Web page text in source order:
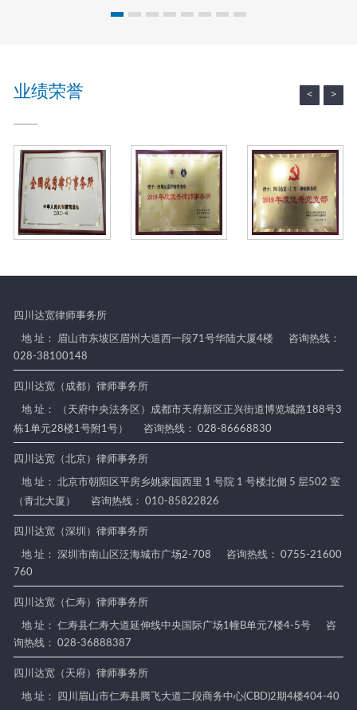
女
主
题
活
动
业绩荣誉 < >
四川达宽律师事务所
地 址： 眉山市东坡区眉州大道西一段71号华陆大厦4楼
咨询热线：
028-38100148
四川达宽（成都）律师事务所
地 址： （天府中央法务区）成都市天府新区正兴街道博览城路188号3
栋1单元28楼1号附1号）
咨询热线： 028-86668830
四川达宽（北京）律师事务所
地 址： 北京市朝阳区平房乡姚家园西里 1 号院 1 号楼北侧 5 层502 室
（青北大厦）
咨询热线： 010-85822826
四川达宽（深圳）律师事务所
地 址： 深圳市南山区泛海城市广场2-708
咨询热线： 0755-21600
760
四川达宽（仁寿）律师事务所
地 址： 仁寿县仁寿大道延伸线中央国际广场1幢B单元7楼4-5号
咨
询热线： 028-36888387
四川达宽（天府）律师事务所
地 址： 四川眉山市仁寿县腾飞大道二段商务中心(CBD)2期4楼404-40